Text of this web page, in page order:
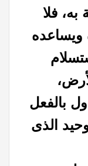
فلا
ويساعده
بالفعل
الذى